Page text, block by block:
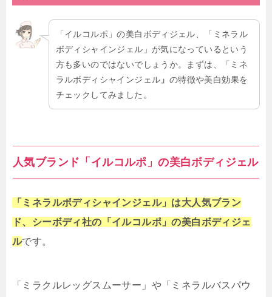
「イルコルポ」の美白ボディジェル、「ミネラル
ボディシャインジェル」が気になっているという
方も多いのではないでしょうか。まずは、「ミネ
ラルボディシャインジェル 」 の特徴や美白効果を
チェックしてみました。
人気ブランド「イルコルポ」の美白ボディジェル
「ミネラルボディシャインジェル」は大人気ブラン
ド、シーボディ社の「イルコルポ」の美白ボディジェ
ルです。
「ミラクルレッグスムーサー」や「ミネラルバスパウ